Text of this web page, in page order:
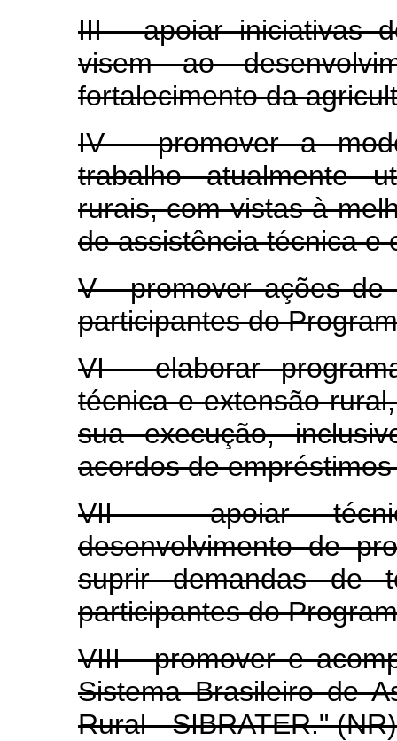
III - apoiar iniciativas
visem ao
fortalecimento da
IV - promover a
trabalho atualmente
rurais, com vistas à
de assistência técnica e
V - promover ações de
participantes do
VI - elaborar
técnica e extensão
sua execução,
acordos de
VII - apoiar
desenvolvimento de
suprir demandas de
participantes do
VIII - promover e
Sistema Brasileiro de
Rural - SIBRATER." (NR)